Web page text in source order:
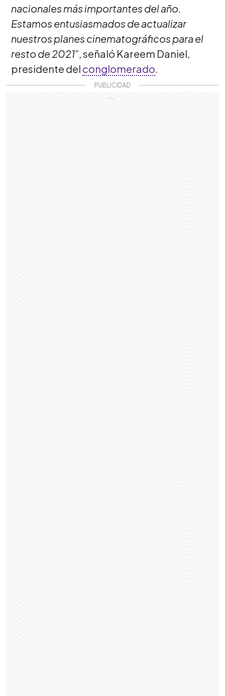
nacionales más importantes del año.
Estamos entusiasmados de actualizar
nuestros planes cinematográficos para el
resto de 2021”, señaló Kareem Daniel,
presidente del conglomerado.